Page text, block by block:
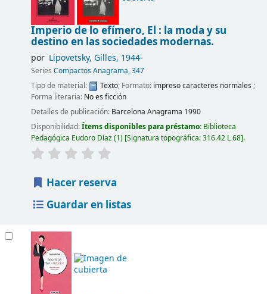
Imperio de lo efímero, El : la moda y su
destino en las sociedades modernas.
por Lipovetsky, Gilles, 1944-
Series Compactos Anagrama, 347
Tipo de material:
Texto; Formato: impreso caracteres normales ;
Forma literaria: No es ficción
Detalles de publicación: Barcelona Anagrama 1990
Disponibilidad:Ítems disponibles para préstamo: Biblioteca
Pedagógica Eudoro Díaz(1) Signatura topográfica:316.42 L 68 .
Hacer reserva
Guardar en listas